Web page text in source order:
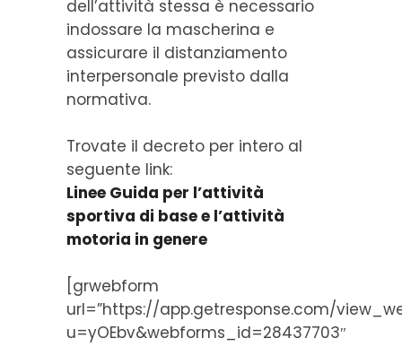
dell’attività stessa è necessario
indossare la mascherina e
assicurare il distanziamento
interpersonale previsto dalla
normativa.
Trovate il decreto per intero al
seguente link:
Linee Guida per l’attività
sportiva di base e l’attività
motoria in genere
[grwebform
url=”https://app.getresponse.com/
u=yOEbv&webforms_id=28437703″